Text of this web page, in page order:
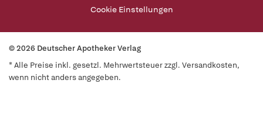
Cookie Einstellungen
© 2026 Deutscher Apotheker Verlag
* Alle Preise inkl. gesetzl. Mehrwertsteuer zzgl. Versandkosten,
wenn nicht anders angegeben.